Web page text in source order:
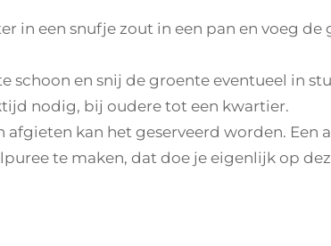
in een snufje zout in een pan en voeg
schoon en snij de groente eventueel in
nodig, bij oudere tot een kwartier.
afgieten kan het geserveerd worden. Een
te maken, dat doe je eigenlijk op